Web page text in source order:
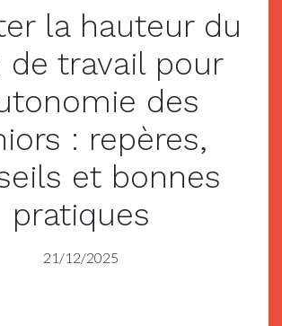
la hauteur du
de travail pour
des
: repères,
et bonnes
pratiques
21/12/2025